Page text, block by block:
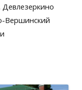
Вершинский